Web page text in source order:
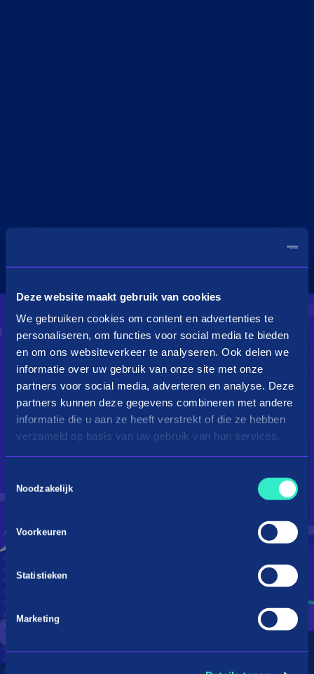
Deze website maakt gebruik van cookies
We gebruiken cookies om content en advertenties te
personaliseren, om functies voor social media te bieden
en om ons websiteverkeer te analyseren. Ook delen we
informatie over uw gebruik van onze site met onze
partners voor social media, adverteren en analyse. Deze
partners kunnen deze gegevens combineren met andere
informatie die u aan ze heeft verstrekt of die ze hebben
verzameld op basis van uw gebruik van hun services.
Noodzakelijk
Voorkeuren
Statistieken
Marketing
Droom je van een kingsize